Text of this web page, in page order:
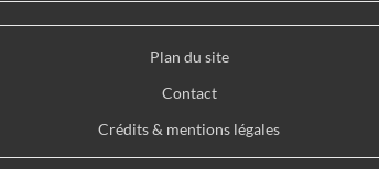
Plan du site
Contact
Crédits & mentions légales